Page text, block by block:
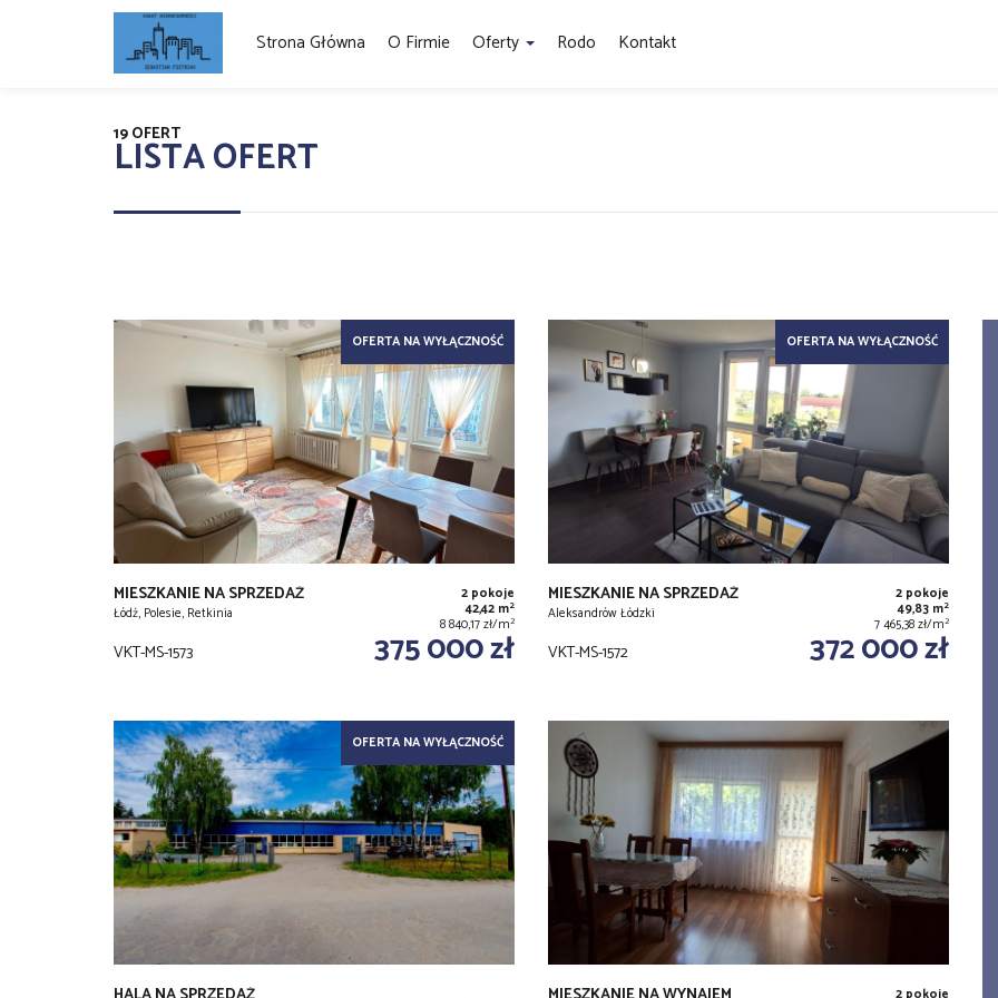
Strona Główna O Firmie Oferty Rodo Kontakt
LISTA OFERT
19 OFERT
OFERTA NA WYŁĄCZNOŚĆ
MIESZKANIE NA SPRZEDAŻ
Łódź, Polesie, Retkinia
2 pokoje
42,42 m2
8 840,17 zł/m2
VKT-MS-1573 375 000 zł
OFERTA NA WYŁĄCZNOŚĆ
MIESZKANIE NA SPRZEDAŻ
Aleksandrów Łódzki
2 pokoje
49,83 m2
7 465,38 zł/m2
VKT-MS-1572 372 000 zł
OFERTA NA WYŁĄCZNOŚĆ